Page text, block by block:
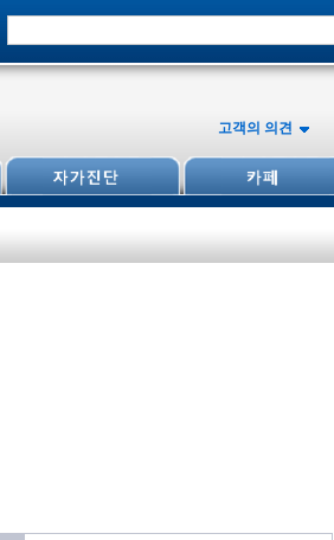
고객의 의견